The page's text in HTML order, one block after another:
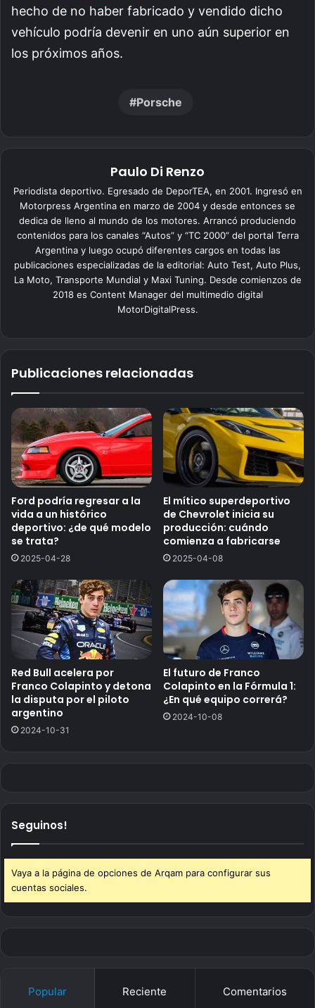
hecho de no haber fabricado y vendido dicho
vehículo podría devenir en uno aún superior en
los próximos años.
Porsche
Paulo Di Renzo
Periodista deportivo. Egresado de DeporTEA, en 2001. Ingresó en
Motorpress Argentina en marzo de 2004 y desde entonces se
dedica de lleno al mundo de los motores. Arrancó produciendo
contenidos para los canales “Autos” y “TC 2000” del portal Terra
Argentina y luego ocupó diferentes cargos en todas las
publicaciones especializadas de la editorial: Auto Test, Auto Plus,
La Moto, Transporte Mundial y Maxi Tuning. Desde comienzos de
2018 es Content Manager del multimedio digital
MotorDigitalPress.
Publicaciones relacionadas
Ford podría regresar a la
vida a un histórico
deportivo: ¿de qué modelo
se trata?
2025-04-28
El mítico superdeportivo
de Chevrolet inicia su
producción: cuándo
comienza a fabricarse
2025-04-08
Red Bull acelera por
Franco Colapinto y detona
la disputa por el piloto
argentino
2024-10-31
El futuro de Franco
Colapinto en la Fórmula 1:
¿En qué equipo correrá?
2024-10-08
Seguinos!
Vaya a la página de opciones de Arqam para configurar sus
cuentas sociales.
Popular Reciente Comentarios